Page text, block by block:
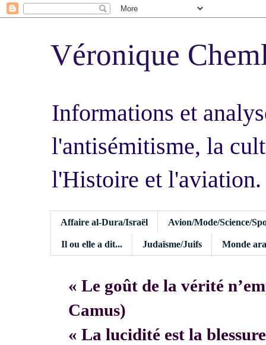
Véronique
Informations et
l'antisémitisme, la
l'Histoire et l'aviation.
Affaire al-Dura/Israël Avion/Mode/Science/
Il ou elle a dit... Judaïsme/Juifs Monde
« Le goût de la vérité
Camus)
« La lucidité est la